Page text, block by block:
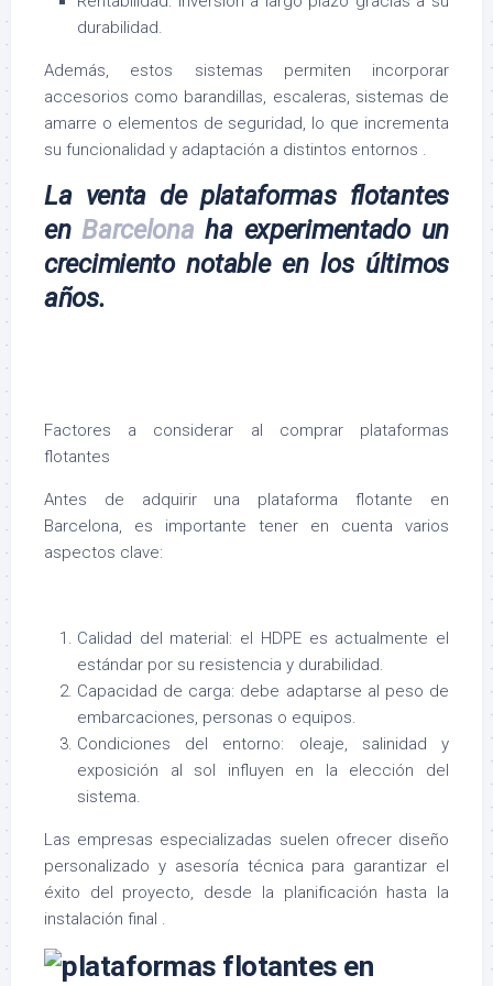
durabilidad.
Además, estos sistemas permiten incorporar
accesorios como barandillas, escaleras, sistemas de
amarre o elementos de seguridad, lo que incrementa
su funcionalidad y adaptación a distintos entornos .
La venta de plataformas flotantes
enBarcelona ha experimentado un
crecimiento notable en los últimos
años.
Factores a considerar al comprar plataformas
flotantes
Antes de adquirir una plataforma flotante en
Barcelona, es importante tener en cuenta varios
aspectos clave:
Calidad del material: el HDPE es actualmente el
estándar por su resistencia y durabilidad.
Capacidad de carga: debe adaptarse al peso de
embarcaciones, personas o equipos.
Condiciones del entorno: oleaje, salinidad y
exposición al sol influyen en la elección del
sistema.
Las empresas especializadas suelen ofrecer diseño
personalizado y asesoría técnica para garantizar el
éxito del proyecto, desde la planificación hasta la
instalación final .